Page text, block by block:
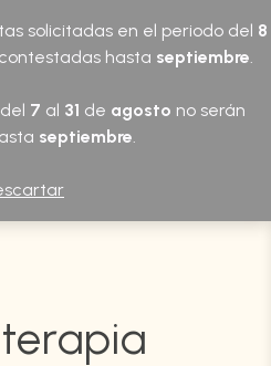
ESP ENG CAT 0
solicitadas en el periodo del 8
hasta septiembre.
7 al 31 de agosto no serán
septiembre.